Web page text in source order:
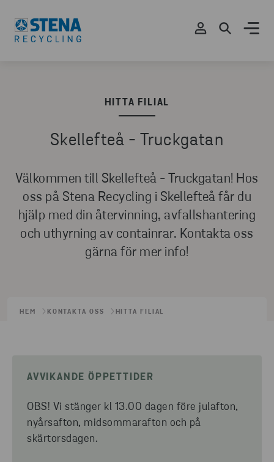
HITTA FILIAL
Skellefteå - Truckgatan
Välkommen till Skellefteå - Truckgatan! Hos
oss på Stena Recycling i Skellefteå får du
hjälp med din återvinning, avfallshantering
och uthyrning av containrar. Kontakta oss
gärna för mer info!
HEM KONTAKTA OSS HITTA FILIAL
AVVIKANDE ÖPPETTIDER
OBS! Vi stänger kl 13.00 dagen före julafton,
nyårsafton, midsommarafton och på
skärtorsdagen.